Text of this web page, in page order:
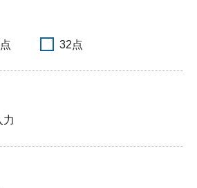
ロジーサイトへ
32点
力